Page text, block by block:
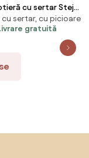
cu sertar Stejar
35,5 x 45 cm Lemn
cu sertar, cu picioare
gratuită